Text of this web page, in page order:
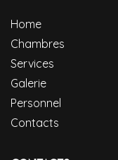
Home
Chambres
Services
Galerie
Personnel
Contacts